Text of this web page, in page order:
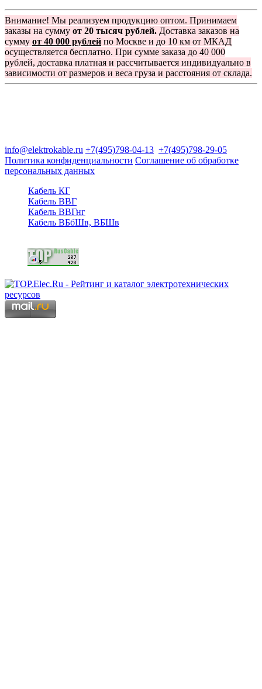
Внимание! Мы реализуем продукцию оптом. Принимаем
заказы на сумму от 20 тысяч рублей. Доставка заказов на
сумму от 40 000 рублей по Москве и до 10 км от МКАД
осуществляется бесплатно. При сумме заказа до 40 000
рублей, доставка платная и рассчитывается индивидуально в
зависимости от размеров и веса груза и расстояния от склада.
info@elektrokable.ru +7(495)798-04-13 +7(495)798-29-05
Политика конфиденциальности Соглашение об обработке
персональных данных
Кабель КГ
Кабель ВВГ
Кабель ВВГнг
Кабель ВБбШв, ВБШв